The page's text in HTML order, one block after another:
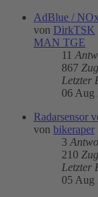
AdBlue /
von DirkTSK
MAN TGE
11
867
Letzter
06 Aug
Radarsensor
von bikeraper
3
210
Letzter
05 Aug